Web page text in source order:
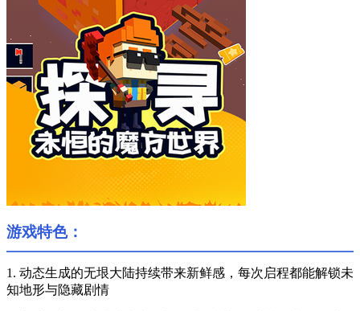
游戏特色：
1. 动态生成的无垠大陆持续带来新鲜感，每次启程都能解锁未
知地形与隐藏剧情